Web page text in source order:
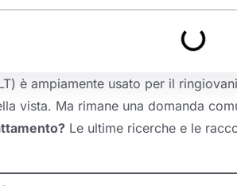
è ampiamente usato per il
vista. Ma rimane una domanda
Le ultime ricerche e le